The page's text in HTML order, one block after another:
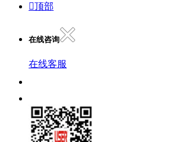
顶部
在线咨询
在线客服